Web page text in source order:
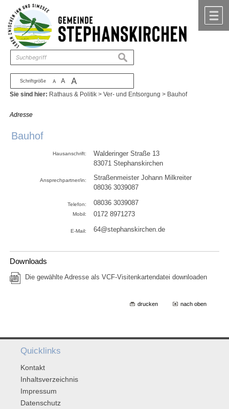
Zum Inhalt ,zur Navigation
Schriftgröße A A A
suchen
Sie sind hier: Rathaus & Politik >Ver- und Entsorgung > Bauhof
Adresse
Bauhof
Hausanschrift:
Walderinger Straße 13
83071 Stephanskirchen
Ansprechpartner/in:
Straßenmeister Johann Milkreiter
08036 3039087
Telefon: 08036 3039087
Mobil: 0172 8971273
E-Mail: 64@stephanskirchen.de
Downloads
Die gewählte Adresse als VCF-Visitenkartendatei downloaden
drucken nach oben
Quicklinks
Kontakt
Inhaltsverzeichnis
Impressum
Datenschutz